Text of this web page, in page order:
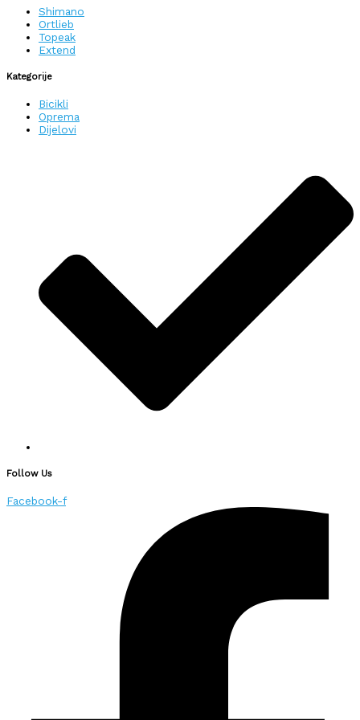
Shimano
Ortlieb
Topeak
Extend
Kategorije
Bicikli
Oprema
Dijelovi
Follow Us
Facebook-f